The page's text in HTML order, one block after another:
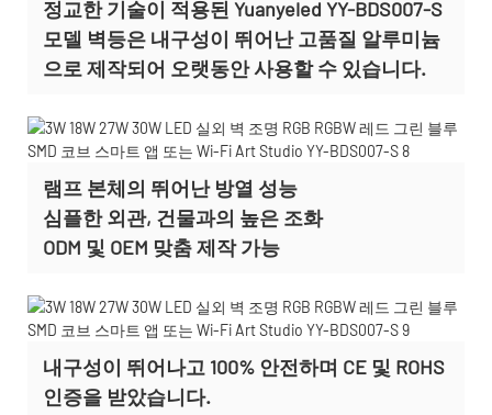
정교한 기술이 적용된 Yuanyeled YY-BDS007-S
모델 벽등은 내구성이 뛰어난 고품질 알루미늄
으로 제작되어 오랫동안 사용할 수 있습니다.
램프 본체의 뛰어난 방열 성능
심플한 외관, 건물과의 높은 조화
ODM 및 OEM 맞춤 제작 가능
내구성이 뛰어나고 100% 안전하며 CE 및 ROHS
인증을 받았습니다.